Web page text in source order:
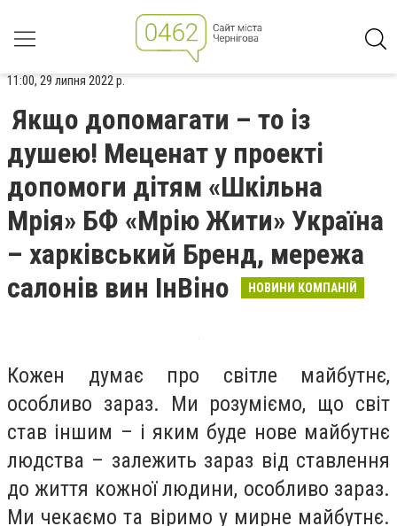
11:00, 29 липня 2022 р.
Якщо допомагати – то із
душею! Меценат у проекті
допомоги дітям «Шкільна
Мрія» БФ «Мрію Жити» Україна
– харківський Бренд, мережа
салонів вин ІнВіно
НОВИНИ КОМПАНІЙ
Кожен думає про світле майбутнє,
особливо зараз. Ми розуміємо, що світ
став іншим – і яким буде нове майбутнє
людства – залежить зараз від ставлення
до життя кожної людини, особливо зараз.
Ми чекаємо та віримо у мирне майбутнє.